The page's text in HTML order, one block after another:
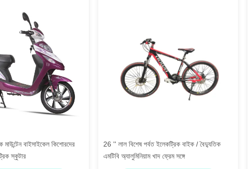
মাউন্টেন বাইসাইকেল কিশোরদের
স্কুটার
26 '' লাল বিশেষ পর্বত ইলেকট্রিক বাইক / বৈদ্যুতিক
এমটিবি অ্যালুমিনিয়াম খাদ ফ্রেম সঙ্গে